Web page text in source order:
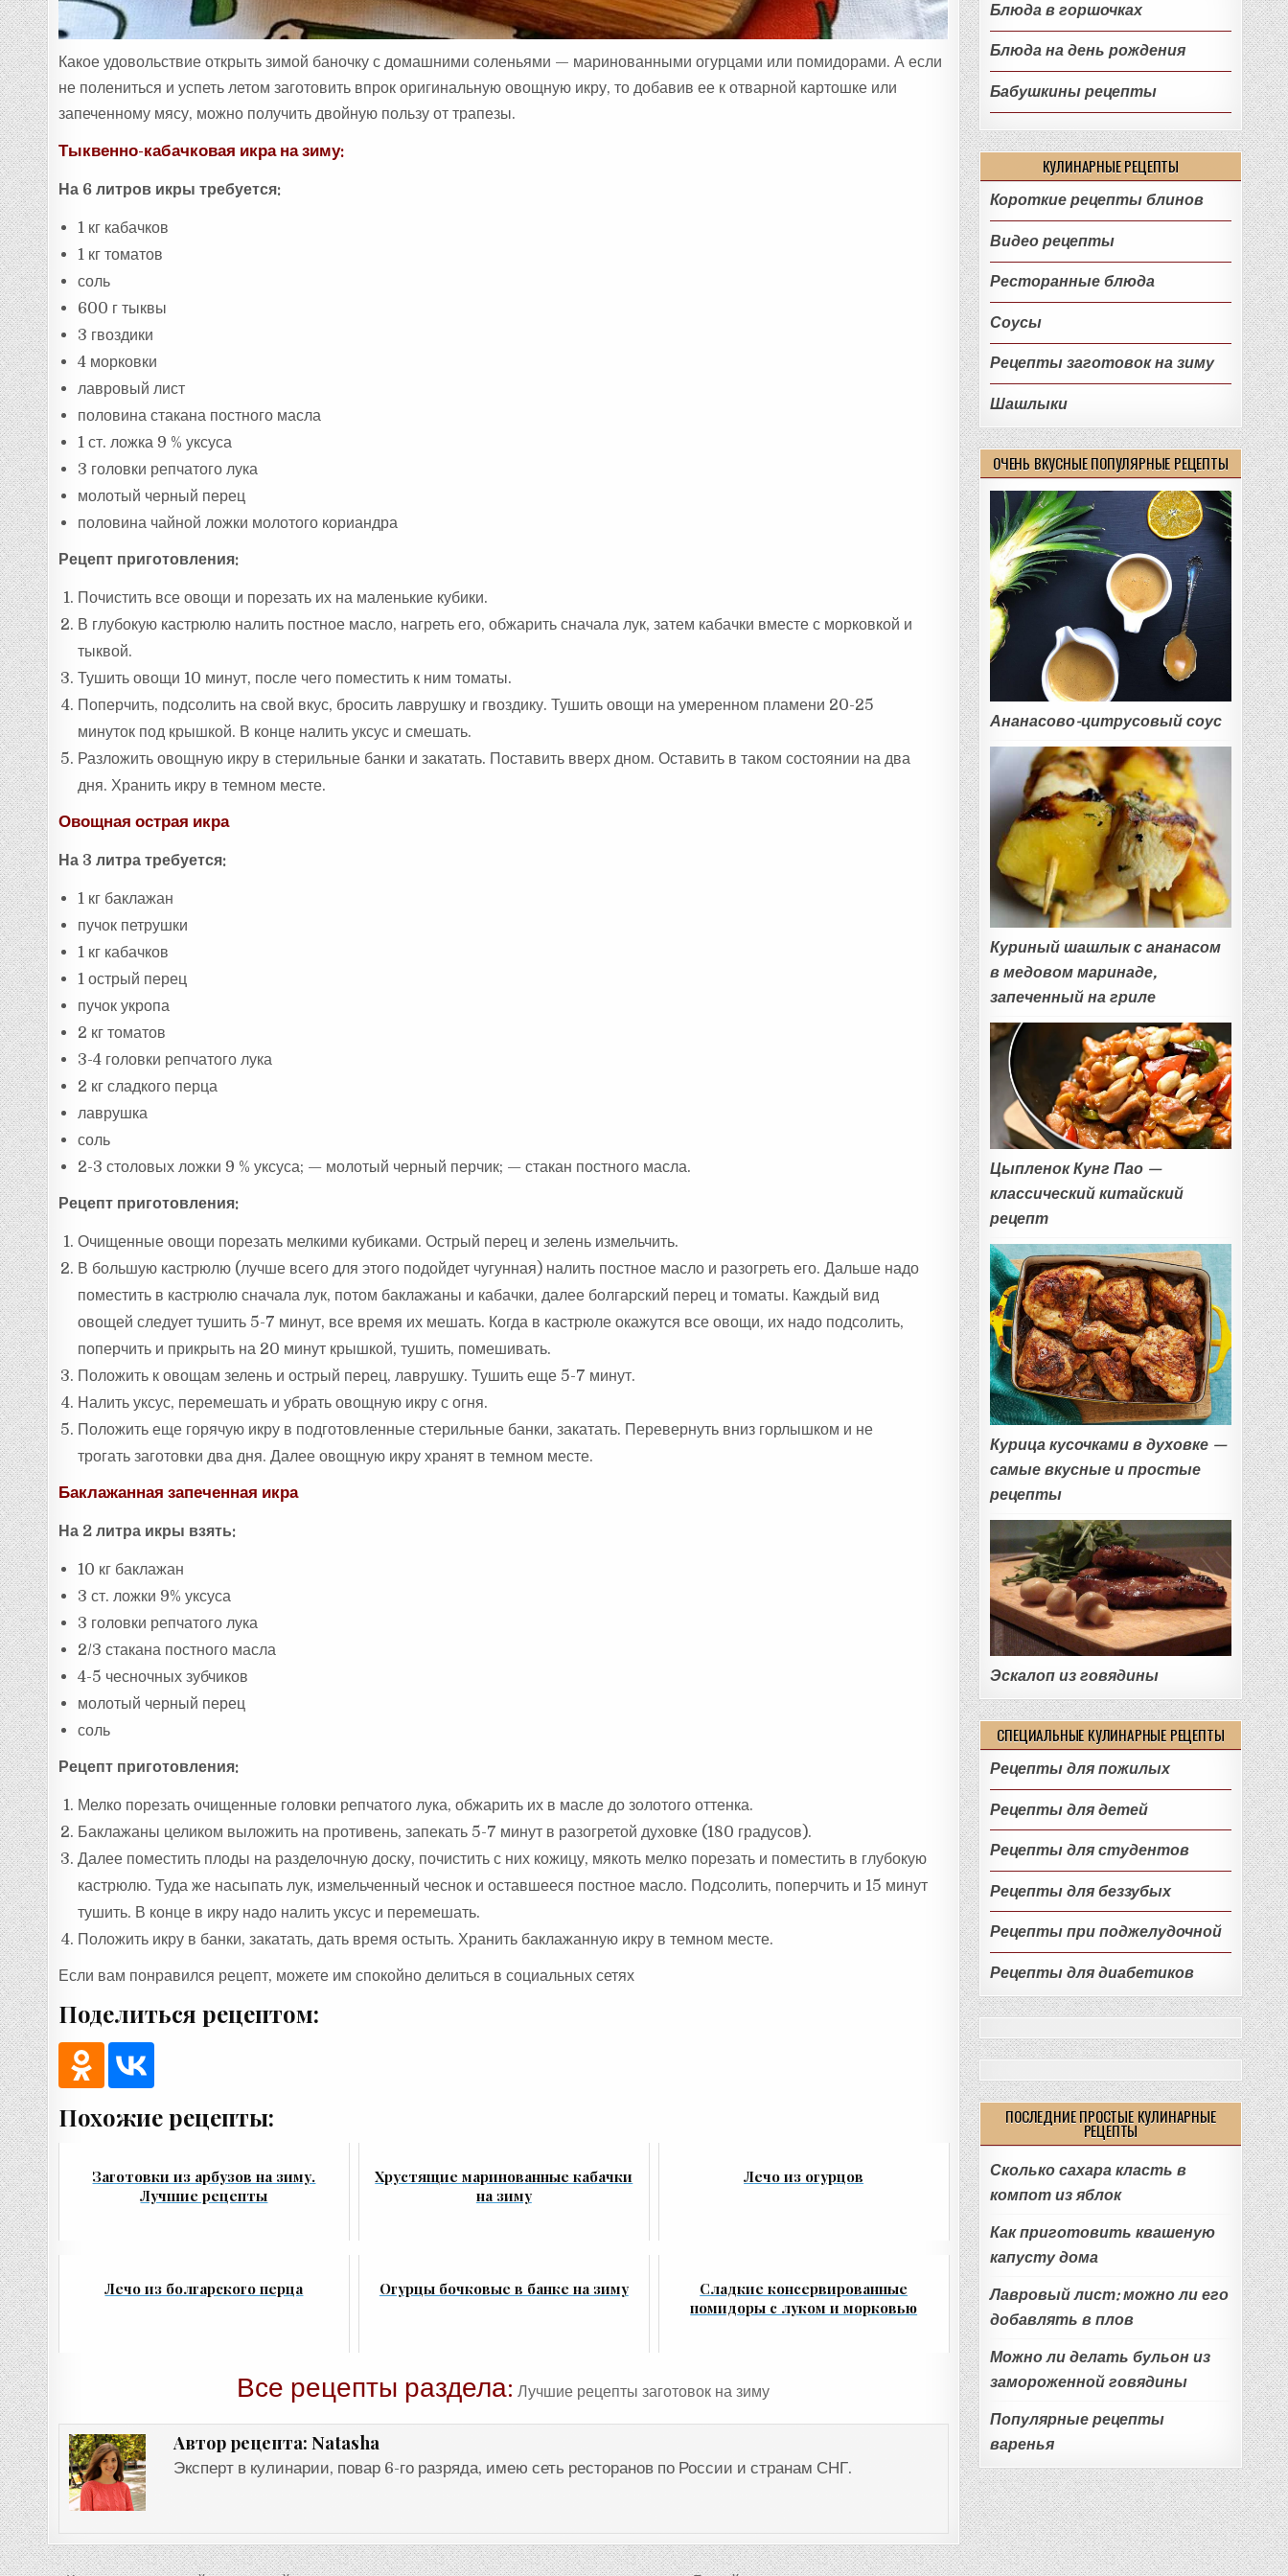
Какое удовольствие открыть зимой баночку с домашними соленьями — маринованными огурцами или помидорами. А если
не полениться и успеть летом заготовить впрок оригинальную овощную икру, то добавив ее к отварной картошке или
запеченному мясу, можно получить двойную пользу от трапезы.
Тыквенно-кабачковая икра на зиму:
На 6 литров икры требуется:
1 кг кабачков
1 кг томатов
соль
600 г тыквы
3 гвоздики
4 морковки
лавровый лист
половина стакана постного масла
1 ст. ложка 9 % уксуса
3 головки репчатого лука
молотый черный перец
половина чайной ложки молотого кориандра
Рецепт приготовления:
Почистить все овощи и порезать их на маленькие кубики.
В глубокую кастрюлю налить постное масло, нагреть его, обжарить сначала лук, затем кабачки вместе с морковкой и
тыквой.
Тушить овощи 10 минут, после чего поместить к ним томаты.
Поперчить, подсолить на свой вкус, бросить лаврушку и гвоздику. Тушить овощи на умеренном пламени 20-25
минуток под крышкой. В конце налить уксус и смешать.
Разложить овощную икру в стерильные банки и закатать. Поставить вверх дном. Оставить в таком состоянии на два
дня. Хранить икру в темном месте.
Овощная острая икра
На 3 литра требуется:
1 кг баклажан
пучок петрушки
1 кг кабачков
1 острый перец
пучок укропа
2 кг томатов
3-4 головки репчатого лука
2 кг сладкого перца
лаврушка
соль
2-3 столовых ложки 9 % уксуса; — молотый черный перчик; — стакан постного масла.
Рецепт приготовления:
Очищенные овощи порезать мелкими кубиками. Острый перец и зелень измельчить.
В большую кастрюлю (лучше всего для этого подойдет чугунная) налить постное масло и разогреть его. Дальше надо
поместить в кастрюлю сначала лук, потом баклажаны и кабачки, далее болгарский перец и томаты. Каждый вид
овощей следует тушить 5-7 минут, все время их мешать. Когда в кастрюле окажутся все овощи, их надо подсолить,
поперчить и прикрыть на 20 минут крышкой, тушить, помешивать.
Положить к овощам зелень и острый перец, лаврушку. Тушить еще 5-7 минут.
Налить уксус, перемешать и убрать овощную икру с огня.
Положить еще горячую икру в подготовленные стерильные банки, закатать. Перевернуть вниз горлышком и не
трогать заготовки два дня. Далее овощную икру хранят в темном месте.
Баклажанная запеченная икра
На 2 литра икры взять:
10 кг баклажан
3 ст. ложки 9% уксуса
3 головки репчатого лука
2/3 стакана постного масла
4-5 чесночных зубчиков
молотый черный перец
соль
Рецепт приготовления:
Мелко порезать очищенные головки репчатого лука, обжарить их в масле до золотого оттенка.
Баклажаны целиком выложить на противень, запекать 5-7 минут в разогретой духовке (180 градусов).
Далее поместить плоды на разделочную доску, почистить с них кожицу, мякоть мелко порезать и поместить в глубокую
кастрюлю. Туда же насыпать лук, измельченный чеснок и оставшееся постное масло. Подсолить, поперчить и 15 минут
тушить. В конце в икру надо налить уксус и перемешать.
Положить икру в банки, закатать, дать время остыть. Хранить баклажанную икру в темном месте.
Если вам понравился рецепт, можете им спокойно делиться в социальных сетях
Поделиться рецептом:
Похожие рецепты:
Заготовки из арбузов на зиму.
Лучшие рецепты
Хрустящие маринованные кабачки
на зиму
Лечо из огурцов
Лечо из болгарского перца Огурцы бочковые в банке на зиму
Сладкие консервированные
помидоры с луком и морковью
Все рецепты раздела: Лучшие рецепты заготовок на зиму
Автор рецепта: Natasha
Эксперт в кулинарии, повар 6-го разряда, имею сеть ресторанов по России и странам СНГ.
Блюда в горшочках
Блюда на день рождения
Бабушкины рецепты
КУЛИНАРНЫЕ РЕЦЕПТЫ
Короткие рецепты блинов
Видео рецепты
Ресторанные блюда
Соусы
Рецепты заготовок на зиму
Шашлыки
ОЧЕНЬ ВКУСНЫЕ ПОПУЛЯРНЫЕ РЕЦЕПТЫ
Ананасово-цитрусовый соус
Куриный шашлык с ананасом
в медовом маринаде,
запеченный на гриле
Цыпленок Кунг Пао —
классический китайский
рецепт
Курица кусочками в духовке —
самые вкусные и простые
рецепты
Эскалоп из говядины
СПЕЦИАЛЬНЫЕ КУЛИНАРНЫЕ РЕЦЕПТЫ
Рецепты для пожилых
Рецепты для детей
Рецепты для студентов
Рецепты для беззубых
Рецепты при поджелудочной
Рецепты для диабетиков
ПОСЛЕДНИЕ ПРОСТЫЕ КУЛИНАРНЫЕ
РЕЦЕПТЫ
Сколько сахара класть в
компот из яблок
Как приготовить квашеную
капусту дома
Лавровый лист: можно ли его
добавлять в плов
Можно ли делать бульон из
замороженной говядины
Популярные рецепты
варенья